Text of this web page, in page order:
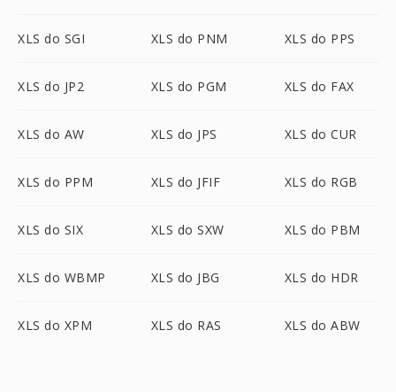
XLS do SGI XLS do PNM XLS do PPS
XLS do JP2 XLS do PGM XLS do FAX
XLS do AW XLS do JPS XLS do CUR
XLS do PPM XLS do JFIF XLS do RGB
XLS do SIX XLS do SXW XLS do PBM
XLS do WBMP XLS do JBG XLS do HDR
XLS do XPM XLS do RAS XLS do ABW